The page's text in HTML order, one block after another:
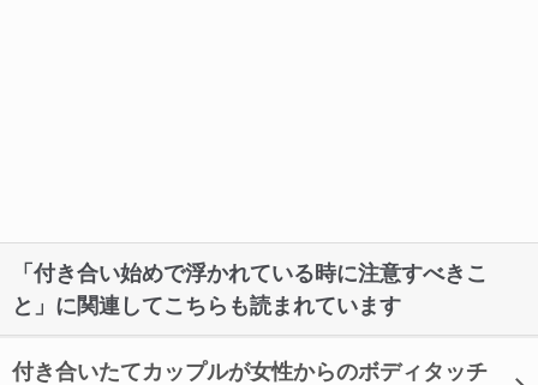
「付き合い始めで浮かれている時に注意すべきこ
と」に関連してこちらも読まれています
付き合いたてカップルが女性からのボディタッチ